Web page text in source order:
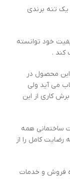
یک تنه برندی
خود توانسته
کند .
شده این محصول در
می آید ولی
کاری از این
ساختمانی همه
کامل را از
فروش و خدمات